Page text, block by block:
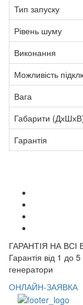
Тип запуску
Рівень шуму
Виконання
Можливість
Вага
Габарити
Гарантія
ГАРАНТІЯ НА
Гарантія від 1 до
генератори
ОНЛАЙН-ЗАЯВКА